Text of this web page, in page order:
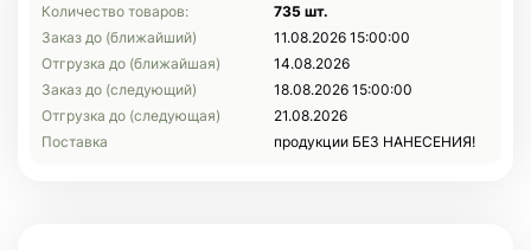
Количество товаров:
735 шт.
Заказ до (ближайший)
11.08.2026 15:00:00
Отгрузка до (ближайшая)
14.08.2026
Заказ до (следующий)
18.08.2026 15:00:00
Отгрузка до (следующая)
21.08.2026
Поставка
продукции БЕЗ НАНЕСЕНИЯ!